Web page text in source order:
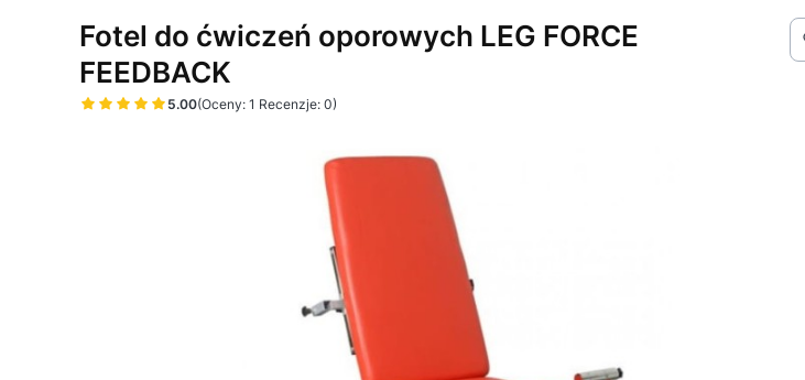
Fotel do ćwiczeń oporowych LEG FORCE
FEEDBACK
5.00(Oceny: 1 Recenzje: 0)